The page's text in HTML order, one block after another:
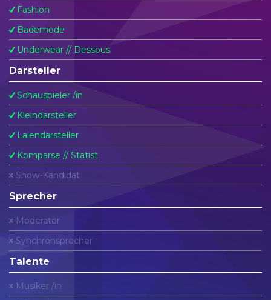
Fashion
Bademode
Underwear // Dessous
Darsteller
Schauspieler /in
Kleindarsteller
Laiendarsteller
Komparse // Statist
Show-Kandidat
Sprecher
Moderator
Synchronsprecher
Talente
Musiker /in